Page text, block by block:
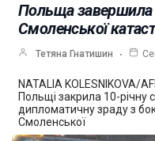
Польща завершила
Смоленської
Тетяна Гнатишин
NATALIA KOLESNIKOVA/
Польщі закрила 10-річну
дипломатичну зраду з
Смоленської